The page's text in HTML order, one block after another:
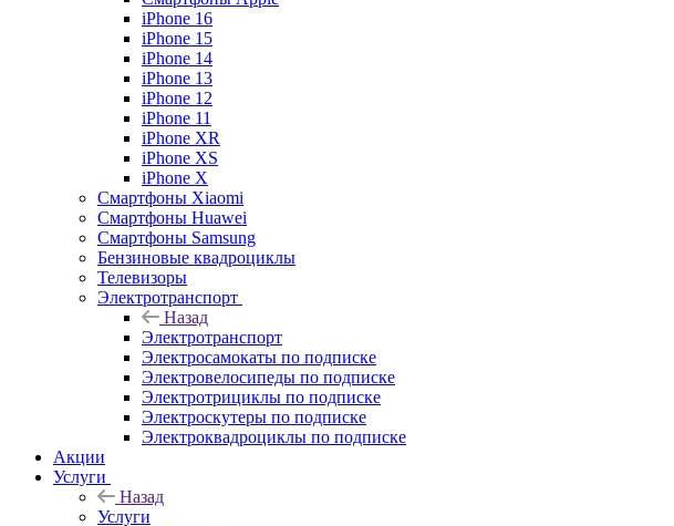
iPhone 16
iPhone 15
iPhone 14
iPhone 13
iPhone 12
iPhone 11
iPhone XR
iPhone XS
iPhone X
Смартфоны Xiaomi
Смартфоны Huawei
Смартфоны Samsung
Бензиновые квадроциклы
Телевизоры
Электротранспорт
Назад
Электротранспорт
Электросамокаты по подписке
Электровелосипеды по подписке
Электротрициклы по подписке
Электроскутеры по подписке
Электроквадроциклы по подписке
Акции
Услуги
Назад
Услуги